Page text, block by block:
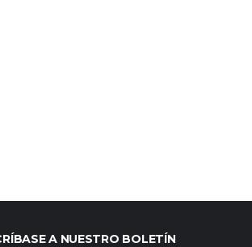
A NUESTRO BOLETÍN